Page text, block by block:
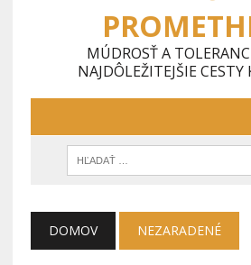
MÚDROSŤ A
NAJDÔLEŽITEJŠIE CESTY
DOMOV NEZARADENÉ